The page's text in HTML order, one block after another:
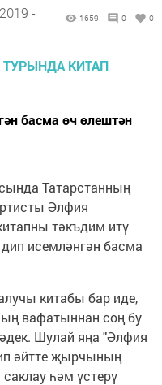
-
1659 0 0
басма өч өлештән
Татарстанның
Әлфия
тәкъдим итү
исемләнгән басма
китабы бар иде,
вафатыннан соң бу
Шулай яңа "Әлфия
әйтте җырчының
һәм үстерү